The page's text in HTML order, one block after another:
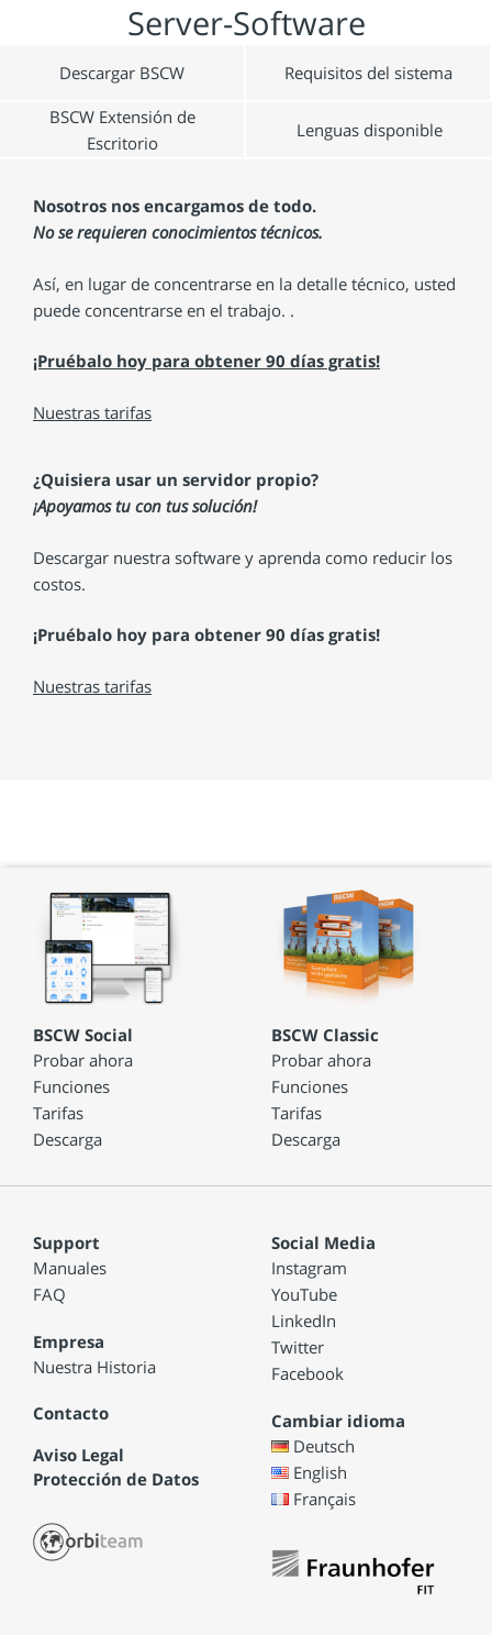
Server-Software
Descargar BSCW
Requisitos del sistema
BSCW Extensión de
Escritorio
Lenguas disponible
Nosotros nos encargamos de todo.
No se requieren conocimientos técnicos.
Así, en lugar de concentrarse en la detalle técnico, usted
puede concentrarse en el trabajo. .
¡Pruébalo hoy para obtener 90 días gratis!
Nuestras tarifas
¿Quisiera usar un servidor propio?
¡Apoyamos tu con tus solución!
Descargar nuestra software y aprenda como reducir los
costos.
¡Pruébalo hoy para obtener 90 días gratis!
Nuestras tarifas
BSCW Social
Probar ahora
Funciones
Tarifas
Descarga
BSCW Classic
Probar ahora
Funciones
Tarifas
Descarga
Support
Manuales
FAQ
Empresa
Nuestra Historia
Contacto
Aviso Legal
Protección de Datos
Social Media
Instagram
YouTube
LinkedIn
Twitter
Facebook
Cambiar idioma
Deutsch
English
Français